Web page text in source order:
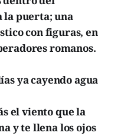
la puerta; una
con figuras, en
romanos.
ya cayendo agua
el viento que la
y te llena los ojos